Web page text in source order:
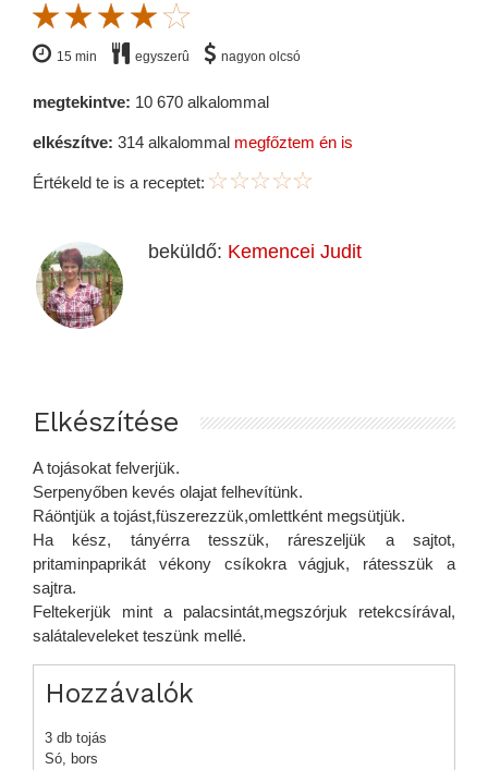
15 min egyszerû nagyon olcsó
megtekintve: 10 670 alkalommal
elkészítve: 314 alkalommal megfőztem én is
Értékeld te is a receptet:
beküldő: Kemencei Judit
Elkészítése
A tojásokat felverjük.
Serpenyőben kevés olajat felhevítünk.
Ráöntjük a tojást,füszerezzük,omlettként megsütjük.
Ha kész, tányérra tesszük, ráreszeljük a sajtot,
pritaminpaprikát vékony csíkokra vágjuk, rátesszük a
sajtra.
Feltekerjük mint a palacsintát,megszórjuk retekcsírával,
salátaleveleket teszünk mellé.
Hozzávalók
3 db tojás
Só, bors